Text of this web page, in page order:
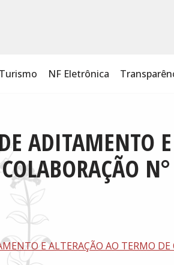
Turismo NF Eletrônica
ADITAMENTO
E ALTERAÇÃO AO TERMO